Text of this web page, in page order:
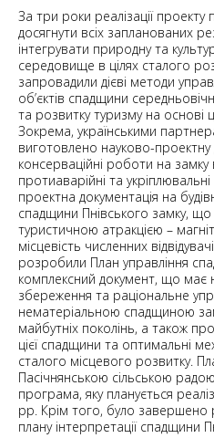
За три роки реалізації
досягнути всіх запланованих
інтегрувати природну та
середовище в цілях сталого
запровадили дієві методи
об’єктів спадщини
та розвитку туризму на основі
Зокрема, українськими
виготовлено науково-проектну
консерваційні роботи на
протиаварійні та
проектна документація на
спадщини Пнівського замку,
туристичною атракцією –
місцевість численних
розробили План управління
комплексний документ, що має
збереження та раціональне
нематеріальною спадщиною
майбутніх поколінь, а також
цієї спадщини та оптимальні
сталого місцевого розвитку.
Пасічнянською сільською
програма, яку планується
рр. Крім того, було завершено
плану інтерпретації спадщини